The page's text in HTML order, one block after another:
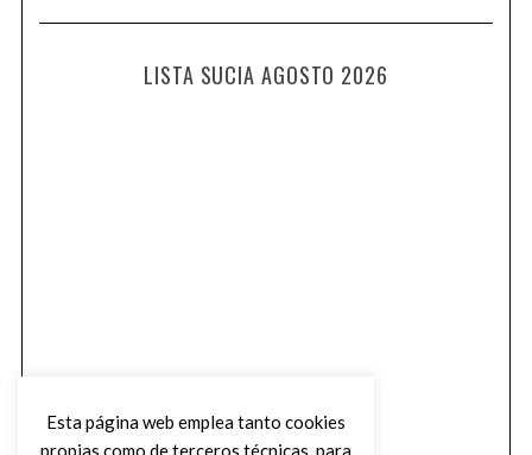
LISTA SUCIA AGOSTO 2026
Esta página web emplea tanto cookies
propias como de terceros técnicas, para